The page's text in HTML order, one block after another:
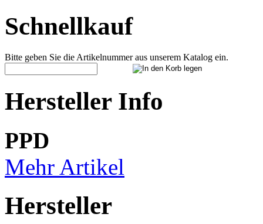
Schnellkauf
Bitte geben Sie die Artikelnummer aus unserem Katalog ein.
Hersteller Info
PPD
Mehr Artikel
Hersteller